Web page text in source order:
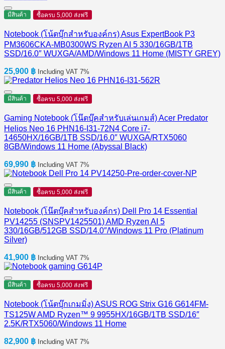
มีสินค้า ซื้อครบ 5,000 ส่งฟรี
Notebook (โน้ตบุ๊กสำหรับองค์กร) Asus ExpertBook P3
PM3606CKA-MB0300WS Ryzen AI 5 330/16GB/1TB
SSD/16.0″ WUXGA/AMD/Windows 11 Home (MISTY GREY)
25,900 ฿ Including VAT 7%
มีสินค้า ซื้อครบ 5,000 ส่งฟรี
Gaming Notebook (โน๊ตบุ๊คสำหรับเล่นเกมส์) Acer Predator
Helios Neo 16 PHN16-I31-72N4 Core i7-
14650HX/16GB/1TB SSD/16.0″ WUXGA/RTX5060
8GB/Windows 11 Home (Abyssal Black)
69,990 ฿ Including VAT 7%
มีสินค้า ซื้อครบ 5,000 ส่งฟรี
Notebook (โน๊ตบุ๊คสำหรับองค์กร) Dell Pro 14 Essential
PV14255 (SNSPV1425501) AMD Ryzen AI 5
330/16GB/512GB SSD/14.0″/Windows 11 Pro (Platinum
Silver)
41,900 ฿ Including VAT 7%
มีสินค้า ซื้อครบ 5,000 ส่งฟรี
Notebook (โน้ตบุ๊กเกมมิ่ง) ASUS ROG Strix G16 G614FM-
TS125W AMD Ryzen™ 9 9955HX/16GB/1TB SSD/16″
2.5K/RTX5060/Windows 11 Home
82,900 ฿ Including VAT 7%